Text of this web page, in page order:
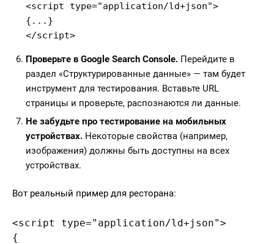
<script type="application/ld+json">
{...}
</script>
Проверьте в Google Search Console. Перейдите в
раздел «Структурированные данные» — там будет
инструмент для тестирования. Вставьте URL
страницы и проверьте, распознаются ли данные.
Не забудьте про тестирование на мобильных
устройствах. Некоторые свойства (например,
изображения) должны быть доступны на всех
устройствах.
Вот реальный пример для ресторана:
<script type="application/ld+json">
{